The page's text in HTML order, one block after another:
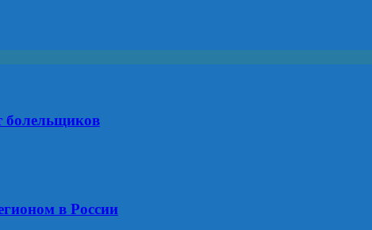
болельщиков
в России